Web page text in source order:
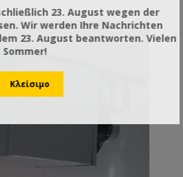
23. August wegen der
Wir werden Ihre Nachrichten
23. August beantworten. Vielen